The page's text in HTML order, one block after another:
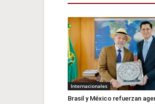
Internacionales
Brasil y México refuerzan